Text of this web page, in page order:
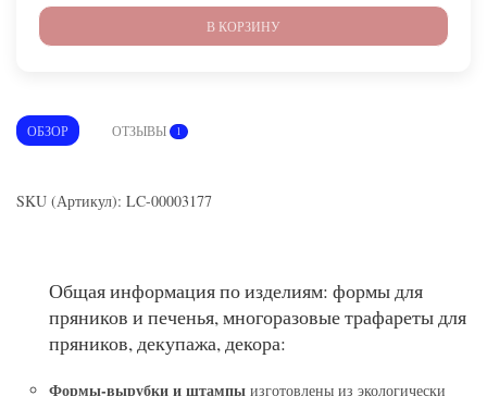
В КОРЗИНУ
ОБЗОР ОТЗЫВЫ 1
SKU (Артикул): LC-00003177
Общая информация по изделиям: формы для
пряников и печенья, многоразовые трафареты для
пряников, декупажа, декора:
Формы-вырубки и штампы изготовлены из экологически